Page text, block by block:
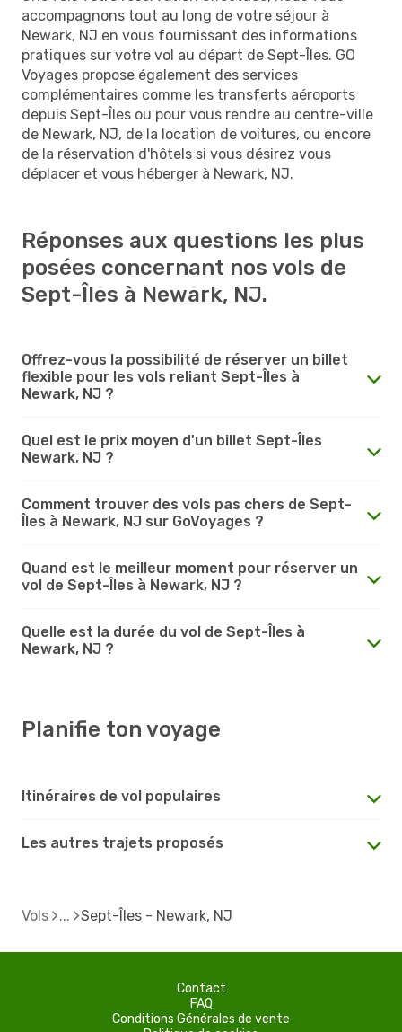
accompagnons tout au long de votre séjour à
Newark, NJ en vous fournissant des informations
pratiques sur votre vol au départ de Sept-Îles. GO
Voyages propose également des services
complémentaires comme les transferts aéroports
depuis Sept-Îles ou pour vous rendre au centre-ville
de Newark, NJ, de la location de voitures, ou encore
de la réservation d'hôtels si vous désirez vous
déplacer et vous héberger à Newark, NJ.
Réponses aux questions les plus
posées concernant nos vols de
Sept-Îles à Newark, NJ.
Offrez-vous la possibilité de réserver un billet
flexible pour les vols reliant Sept-Îles à
Newark, NJ ?
Quel est le prix moyen d'un billet Sept-Îles
Newark, NJ ?
Comment trouver des vols pas chers de Sept-
Îles à Newark, NJ sur GoVoyages ?
Quand est le meilleur moment pour réserver un
vol de Sept-Îles à Newark, NJ ?
Quelle est la durée du vol de Sept-Îles à
Newark, NJ ?
Planifie ton voyage
Itinéraires de vol populaires
Les autres trajets proposés
Vols Sept-Îles - Newark, NJ
Contact
FAQ
Conditions Générales de vente